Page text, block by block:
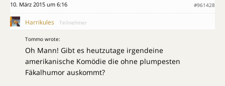
10. März 2015 um 6:16 #961428
Harrikules Teilnehmer
Tommo wrote:
Oh Mann! Gibt es heutzutage irgendeine
amerikanische Komödie die ohne plumpesten
Fäkalhumor auskommt?